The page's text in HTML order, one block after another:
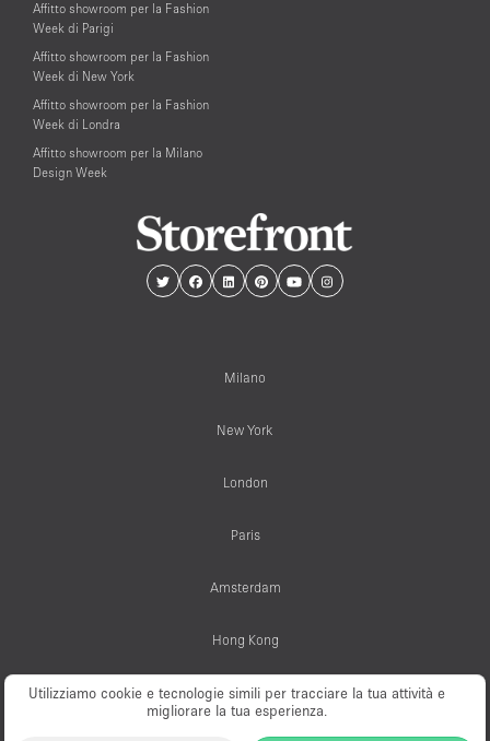
Utilizziamo cookie e tecnologie simili per tracciare la tua attività e
migliorare la tua esperienza.
Affitto showroom per la Fashion
Week di Parigi
Affitto showroom per la Fashion
Week di New York
Affitto showroom per la Fashion
Week di Londra
Affitto showroom per la Milano
Design Week
Milano
New York
London
Paris
Amsterdam
Hong Kong